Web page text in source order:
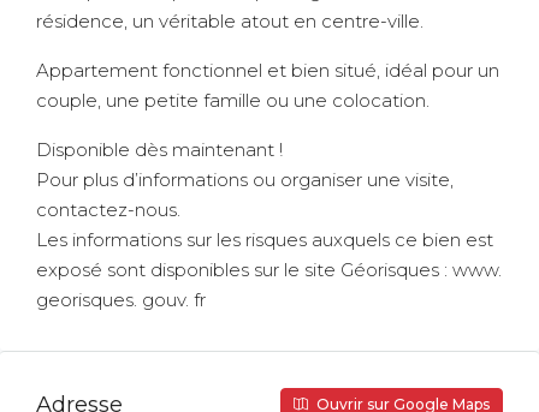
résidence, un véritable atout en centre-ville.
Appartement fonctionnel et bien situé, idéal pour un
couple, une petite famille ou une colocation.
Disponible dès maintenant !
Pour plus d’informations ou organiser une visite,
contactez-nous.
Les informations sur les risques auxquels ce bien est
exposé sont disponibles sur le site Géorisques : www.
georisques. gouv. fr
Adresse Ouvrir sur Google Maps